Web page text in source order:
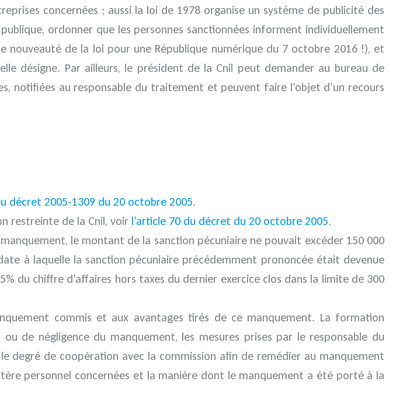
concernées ; aussi la loi de 1978 organise un système de publicité des
ordonner que les personnes sanctionnées informent individuellement
nouveauté de la loi pour une République numérique du 7 octobre 2016 !), et
désigne. Par ailleurs, le président de la Cnil peut demander au bureau de
notifiées au responsable du traitement et peuvent faire l’objet d’un recours
décret 2005-1309 du 20 octobre 2005.
restreinte de la Cnil, voir l’article 70 du décret du 20 octobre 2005.
le montant de la sanction pécuniaire ne pouvait excéder 150 000
à laquelle la sanction pécuniaire précédemment prononcée était devenue
du chiffre d’affaires hors taxes du dernier exercice clos dans la limite de 300
commis et aux avantages tirés de ce manquement. La formation
de négligence du manquement, les mesures prises par le responsable du
degré de coopération avec la commission afin de remédier au manquement
personnel concernées et la manière dont le manquement a été porté à la